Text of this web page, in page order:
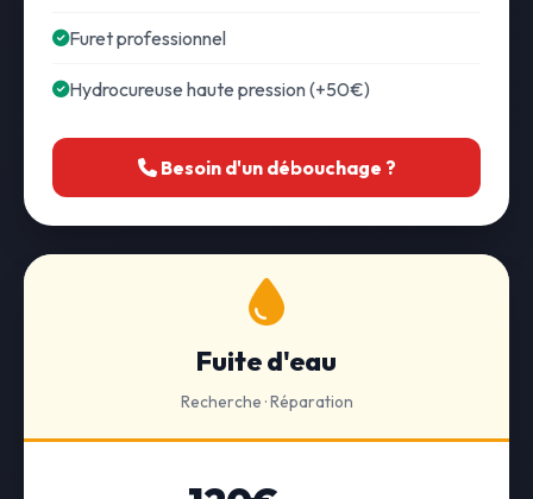
Furet professionnel
Hydrocureuse haute pression (+50€)
Besoin d'un débouchage ?
Fuite d'eau
Recherche · Réparation